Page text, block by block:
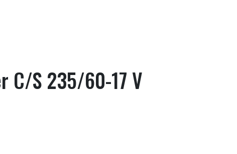
C/S 235/60-17 V